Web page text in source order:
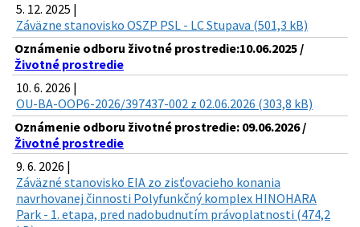
5. 12. 2025 |
Záväzne stanovisko OSZP PSL - LC Stupava (501,3 kB)
Oznámenie odboru životné prostredie:10.06.2025 /
Životné prostredie
10. 6. 2026 |
OU-BA-OOP6-2026/397437-002 z 02.06.2026 (303,8 kB)
Oznámenie odboru životné prostredie: 09.06.2026 /
Životné prostredie
9. 6. 2026 |
Záväzné stanovisko EIA zo zisťovacieho konania
navrhovanej činnosti Polyfunkčný komplex HINOHARA
Park - 1. etapa, pred nadobudnutím právoplatnosti (474,2